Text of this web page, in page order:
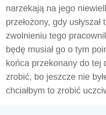
narzekają na jego
przełożony, gdy
zwolnieniu tego
będę musiał go o tym
końca przekonany do tej
zrobić, bo jeszcze nie
chciałbym to zrobić